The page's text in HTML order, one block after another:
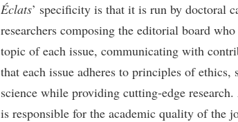
Éclats’ specificity is that it is run by doctoral
researchers composing the editorial board
topic of each issue, communicating with
that each issue adheres to principles of
science while providing cutting-edge
is responsible for the academic quality of the